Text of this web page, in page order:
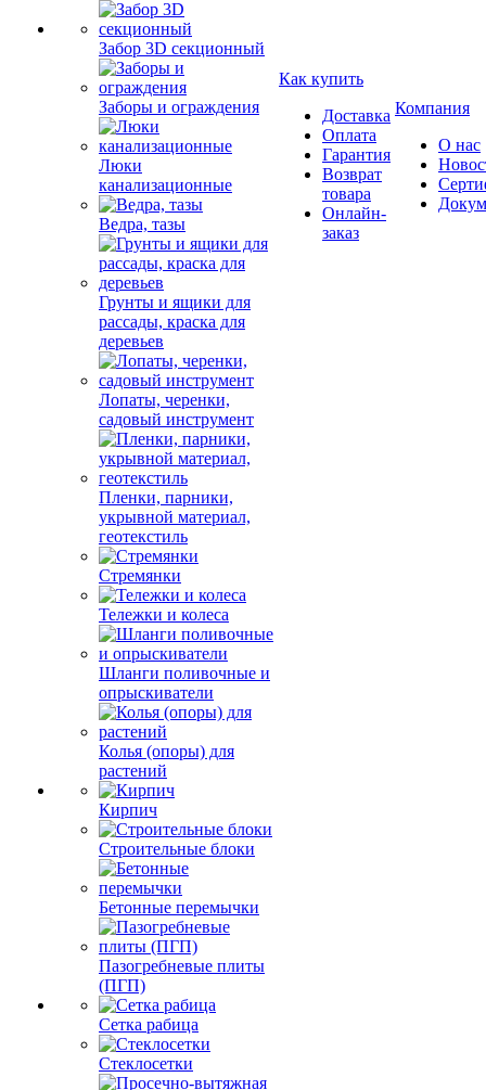
Забор 3D секционный
Заборы и ограждения
Люки
канализационные
Ведра, тазы
Грунты и ящики для
рассады, краска для
деревьев
Лопаты, черенки,
садовый инструмент
Пленки, парники,
укрывной материал,
геотекстиль
Стремянки
Тележки и колеса
Шланги поливочные и
опрыскиватели
Колья (опоры) для
растений
Кирпич
Строительные блоки
Бетонные перемычки
Пазогребневые плиты
(ПГП)
Сетка рабица
Стеклосетки
Как купить
Доставка
Оплата
Гарантия
Возврат
товара
Онлайн-
заказ
Компания
О нас